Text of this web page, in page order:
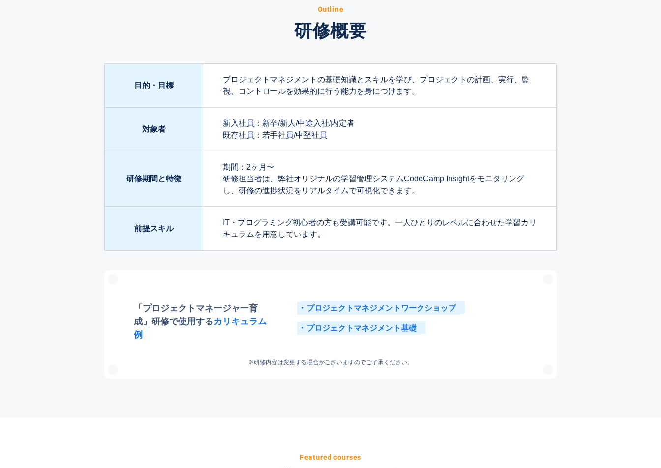
Outline
研修概要
目的・目標
プロジェクトマネジメントの基礎知識とスキルを学び、プロジェクトの計画、実行、監
視、コントロールを効果的に行う能力を身につけます。
対象者
新入社員：新卒/新人/中途入社/内定者
既存社員：若手社員/中堅社員
研修期間と特徴
期間：2ヶ月〜
研修担当者は、弊社オリジナルの学習管理システムCodeCamp Insightをモニタリング
し、研修の進捗状況をリアルタイムで可視化できます。
前提スキル
IT・プログラミング初心者の方も受講可能です。一人ひとりのレベルに合わせた学習カリ
キュラムを用意しています。
「プロジェクトマネージャー育
成」研修で使用するカリキュラム
例
プロジェクトマネジメントワークショップ
プロジェクトマネジメント基礎
研修内容は変更する場合がございますのでご了承ください。
Featured courses